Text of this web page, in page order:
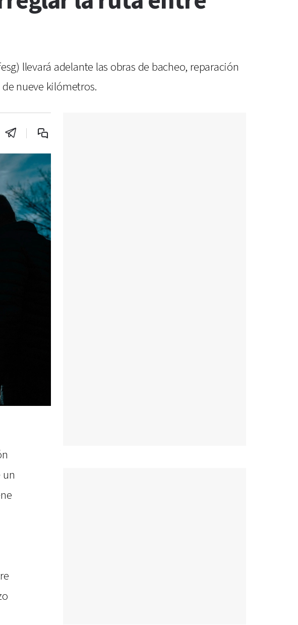
llevará adelante las obras de bacheo, reparación
nueve kilómetros.